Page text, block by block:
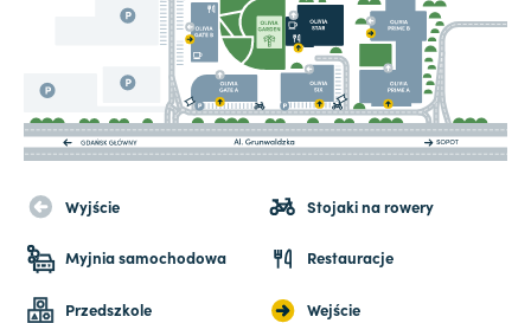
Wyjście Stojaki na rowery
Myjnia samochodowa Restauracje
Przedszkole Wejście